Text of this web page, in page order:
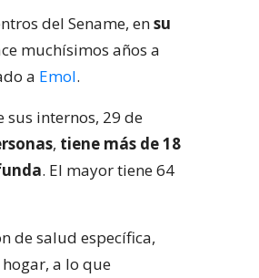
del Sename, ensu
muchísimos años a
a Emol.
sus internos, 29 de
, tiene más de 18
. El mayor tiene 64
de salud específica,
a lo que